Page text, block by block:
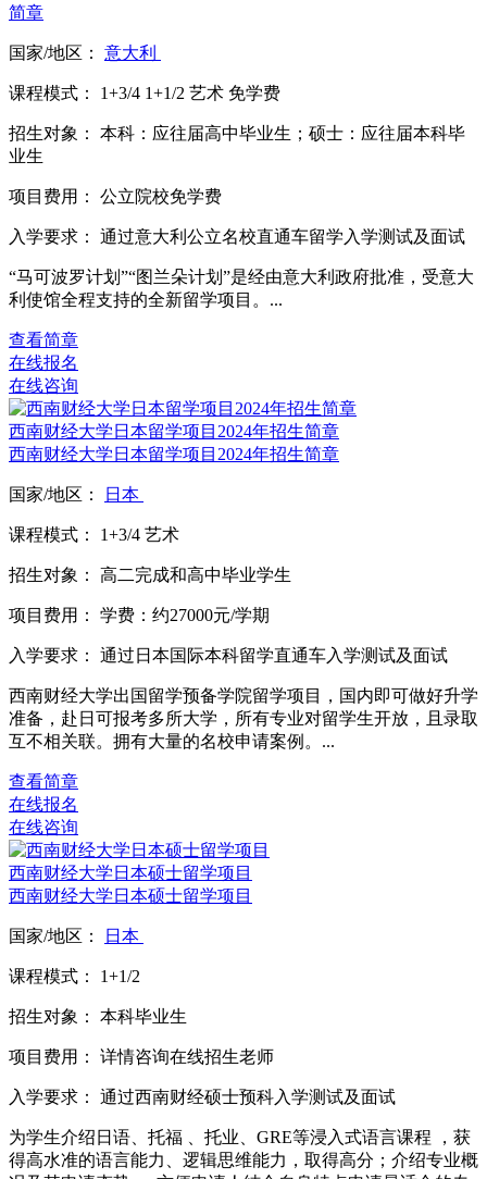
简章
国家/地区： 意大利
课程模式： 1+3/4 1+1/2 艺术 免学费
招生对象： 本科：应往届高中毕业生；硕士：应往届本科毕
业生
项目费用： 公立院校免学费
入学要求： 通过意大利公立名校直通车留学入学测试及面试
“马可波罗计划”“图兰朵计划”是经由意大利政府批准，受意大
利使馆全程支持的全新留学项目。...
查看简章
在线报名
在线咨询
西南财经大学日本留学项目2024年招生简章
西南财经大学日本留学项目2024年招生简章
国家/地区： 日本
课程模式： 1+3/4 艺术
招生对象： 高二完成和高中毕业学生
项目费用： 学费：约27000元/学期
入学要求： 通过日本国际本科留学直通车入学测试及面试
西南财经大学出国留学预备学院留学项目，国内即可做好升学
准备，赴日可报考多所大学，所有专业对留学生开放，且录取
互不相关联。拥有大量的名校申请案例。...
查看简章
在线报名
在线咨询
西南财经大学日本硕士留学项目
西南财经大学日本硕士留学项目
国家/地区： 日本
课程模式： 1+1/2
招生对象： 本科毕业生
项目费用： 详情咨询在线招生老师
入学要求： 通过西南财经硕士预科入学测试及面试
为学生介绍日语、托福 、托业、GRE等浸入式语言课程 ，获
得高水准的语言能力、逻辑思维能力，取得高分；介绍专业概